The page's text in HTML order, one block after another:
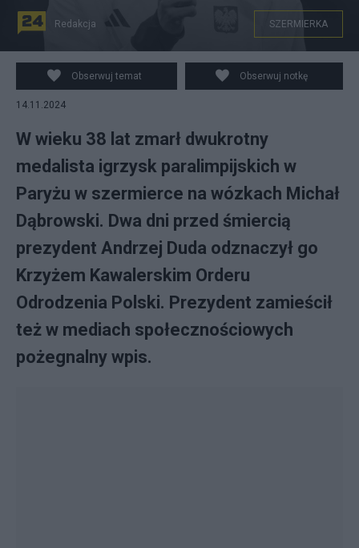
fot. Bartłomiej Zborowski/Polski Komitet Paralimpijski
Redakcja SZERMIERKA
Obserwuj temat Obserwuj notkę
14.11.2024
W wieku 38 lat zmarł dwukrotny
medalista igrzysk paralimpijskich w
Paryżu w szermierce na wózkach Michał
Dąbrowski. Dwa dni przed śmiercią
prezydent Andrzej Duda odznaczył go
Krzyżem Kawalerskim Orderu
Odrodzenia Polski. Prezydent zamieścił
też w mediach społecznościowych
pożegnalny wpis.